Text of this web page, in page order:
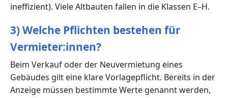
ineffizient). Viele Altbauten fallen in die Klassen E–H.
3) Welche Pflichten bestehen für
Vermieter:innen?
Beim Verkauf oder der Neuvermietung eines
Gebäudes gilt eine klare Vorlagepflicht. Bereits in der
Anzeige müssen bestimmte Werte genannt werden,